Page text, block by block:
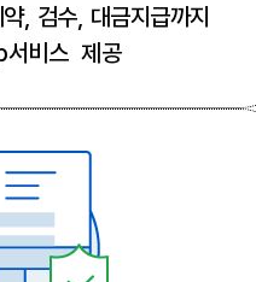
, 검수, 대금지급까지
비스 제공